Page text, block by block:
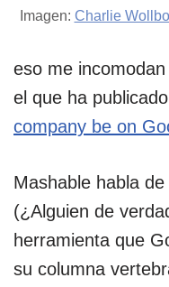
Imagen: Charlie
eso me
el que ha publicado
company be on
Mashable habla
(¿Alguien de
herramienta que
su columna